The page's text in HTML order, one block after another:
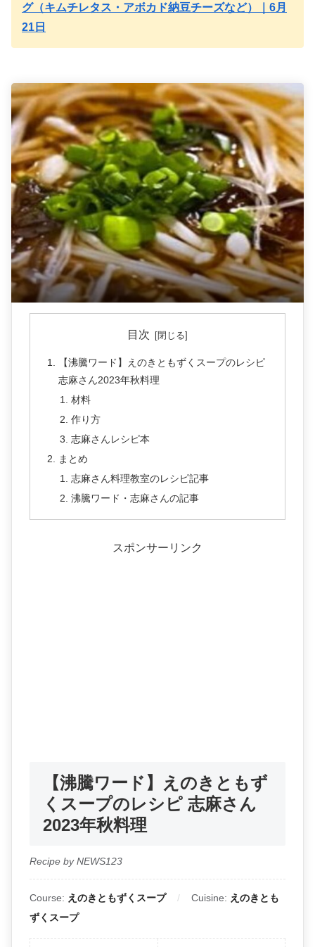
グ（キムチレタス・アボカド納豆チーズなど）｜6月
21日
目次
【沸騰ワード】えのきともずくスープのレシピ
志麻さん2023年秋料理
材料
作り方
志麻さんレシピ本
まとめ
志麻さん料理教室のレシピ記事
沸騰ワード・志麻さんの記事
スポンサーリンク
【沸騰ワード】えのきともず
くスープのレシピ 志麻さん
2023年秋料理
Recipe by NEWS123
Course: えのきともずくスープ Cuisine: えのきとも
ずくスープ